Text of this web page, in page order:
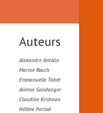
Auteurs
Alexandre Antolin
Marine Rouch
Emmanuelle Tabet
Aliénor Gandanger
Claudine Krishnan
Hélène Parisot